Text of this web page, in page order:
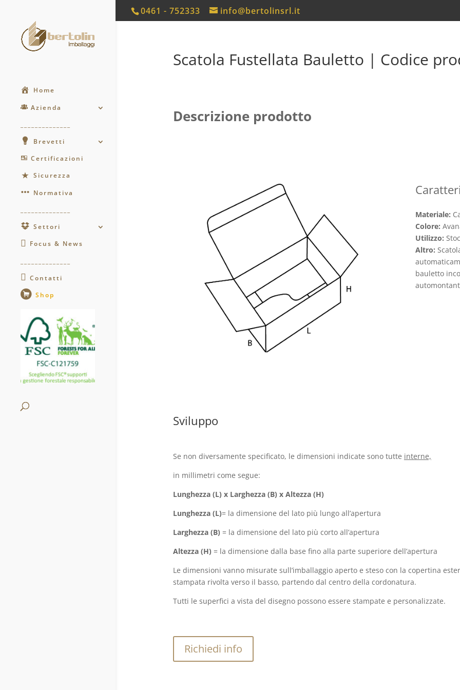
0461 - 752333 info@bertolinsrl.it
Home
Azienda
Brevetti
Certificazioni
Sicurezza
Normativa
Settori
Focus & News
Contatti
Shop
Scatola Fustellata Bauletto | Codice
Descrizione prodotto
Materiale:
Colore:
Utilizzo:
Altro:
bauletto
Sviluppo
Se non diversamente specificato, le dimensioni indicate sono tutte interne,
in millimetri come segue:
Lunghezza (L) x Larghezza (B) x Altezza (H)
Lunghezza (L)= la dimensione del lato più lungo all’apertura
Larghezza (B) = la dimensione del lato più corto all’apertura
Altezza (H) = la dimensione dalla base fino alla parte superiore dell’apertura
Le dimensioni vanno misurate sull’imballaggio aperto e steso con la copertina
stampata rivolta verso il basso, partendo dal centro della cordonatura.
Tutti le superfici a vista del disegno possono essere stampate e personalizzate.
Richiedi info